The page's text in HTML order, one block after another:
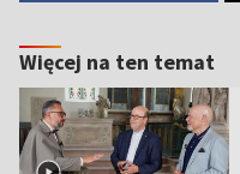
Więcej na ten temat